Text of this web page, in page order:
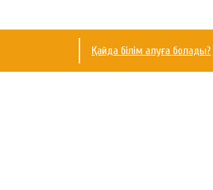
Қайда білім алуға болады?